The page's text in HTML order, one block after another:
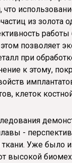
что
из золота
работы
позволяет
при
к этому,
клеток
-
Уже было
высокой